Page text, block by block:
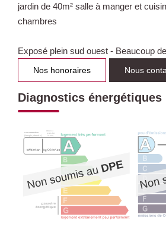
jardin de 40m² salle à manger et
chambres
Exposé plein sud ouest - Beaucoup
Nos honoraires Nous
Diagnostics énergétiques